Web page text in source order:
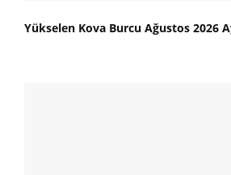
Yükselen Kova Burcu Ağustos 2026